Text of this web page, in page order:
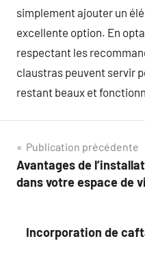
simplement ajouter un
excellente option. En
respectant les
claustras peuvent servir
restant beaux et
Navigation
de
Publication précédente
Avantages de
dans votre espace de
Incorporation de